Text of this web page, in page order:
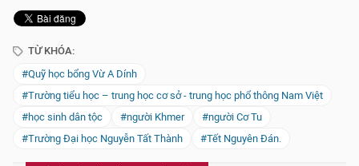
TỪ KHÓA:
#Quỹ học bổng Vừ A Dính
#Trường tiểu học – trung học cơ sở - trung học phổ thông Nam Việt
#học sinh dân tộc
#người Khmer
#người Cơ Tu
#Trường Đại học Nguyễn Tất Thành
#Tết Nguyên Đán.